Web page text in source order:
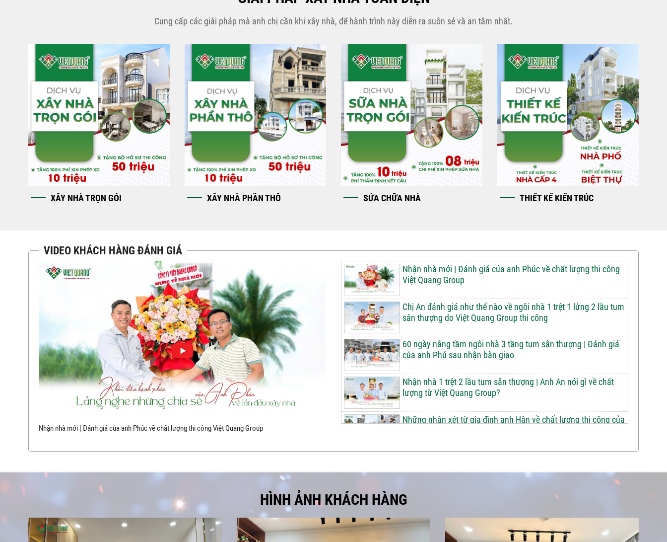
Cung cấp các giải pháp mà anh chị cần khi xây nhà, để hành trình này diễn ra suôn sẻ và an tâm nhất.
XÂY NHÀ TRỌN GÓI XÂY NHÀ PHẦN THÔ SỬA CHỮA NHÀ THIẾT KẾ KIẾN TRÚC
VIDEO KHÁCH HÀNG ĐÁNH GIÁ
Nhận nhà mới | Đánh giá của anh Phúc về chất lượng thi công Việt Quang Group
Nhận nhà mới | Đánh giá của anh Phúc về chất lượng thi công
Việt Quang Group
Chị An đánh giá như thế nào về ngôi nhà 1 trệt 1 lửng 2 lầu tum
sân thượng do Việt Quang Group thi công
60 ngày nâng tầm ngôi nhà 3 tầng tum sân thượng | Đánh giá
của anh Phú sau nhận bàn giao
Nhận nhà 1 trệt 2 lầu tum sân thượng | Anh An nói gì về chất
lượng từ Việt Quang Group?
Những nhận xét từ gia đình anh Hân về chất lượng thi công của
Bàn giao nhà phố sau sửa chữa trọn gói | Đánh giá của anh Dỹ
về đội ngũ Việt Quang Group
Chị Triết nói gì về chất lượng thi công của Việt Quang Group khi
HÌNH ẢNH KHÁCH HÀNG